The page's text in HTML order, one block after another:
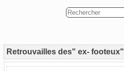
Retrouvailles des" ex- footeux"